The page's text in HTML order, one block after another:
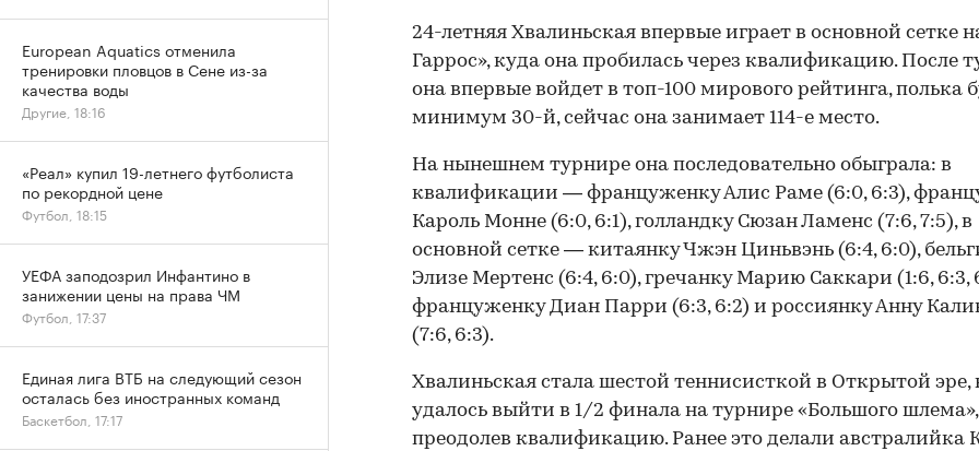
00:00 / 00:00
24-летняя Хвалиньская впервые играет в основной сетке
Гаррос», куда она пробилась через квалификацию. После
она впервые войдет в топ-100 мирового рейтинга, полька
минимум 30-й, сейчас она занимает 114-е место.
На нынешнем турнире она последовательно обыграла: в
квалификации — француженку Алис Раме (6:0, 6:3),
Кароль Монне (6:0, 6:1), голландку Сюзан Ламенс (7:6, 7:5), в
основной сетке — китаянку Чжэн Циньвэнь (6:4, 6:0),
Элизе Мертенс (6:4, 6:0), гречанку Марию Саккари (1:6, 6:3,
француженку Диан Парри (6:3, 6:2) и россиянку Анну
(7:6, 6:3).
Хвалиньская стала шестой теннисисткой в Открытой эре,
удалось выйти в 1/2 финала на турнире «Большого шлема»,
преодолев квалификацию. Ранее это делали австралийка
European Aquatics отменила
тренировки пловцов в Сене из-за
качества воды
Другие, 18:16
«Реал» купил 19-летнего футболиста
по рекордной цене
Футбол, 18:15
УЕФА заподозрил Инфантино в
занижении цены на права ЧМ
Футбол, 17:37
Единая лига ВТБ на следующий сезон
осталась без иностранных команд
Баскетбол, 17:17